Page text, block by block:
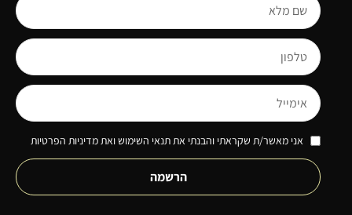
אני מאשר/ת שקראתי והבנתי את תנאי השימוש ואת מדיניות הפרטיות
הרשמה